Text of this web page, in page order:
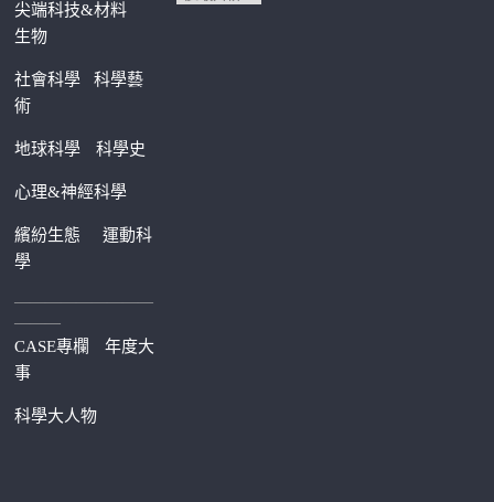
尖端科技&材料
生物
社會科學科學藝
術
地球科學 科學史
心理&神經科學
繽紛生態運動科
學
—————————
———
CASE專欄
年度大
事
科學大人物